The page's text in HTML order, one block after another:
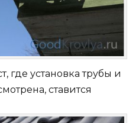
где установка трубы и
ставится